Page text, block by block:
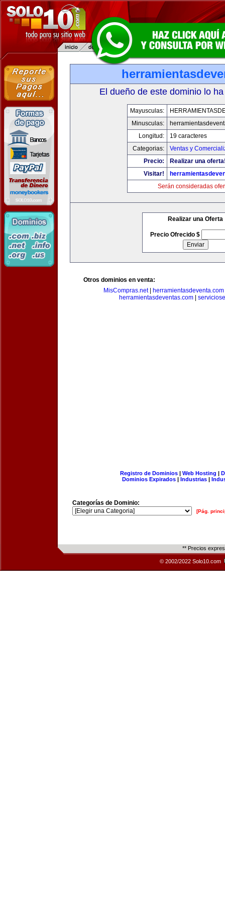
El dueño de este dominio lo
Mayusculas:
Minusculas:
Longitud:
19 caracteres
Categorias:
Ventas y
Precio:
Realizar una
Visitar!
Serán consideradas
Realizar una Oferta
Precio Ofrecido $
Otros dominios en venta:
MisCompras.net| herramientasdeventa.com
herramientasdeventas.com|
Registro de Dominios| Web Hosting |
Dominios Expirados | Industrias |
Categorías de Dominio:
[Pág.
** Precios
© 2002/2022 Solo10.com